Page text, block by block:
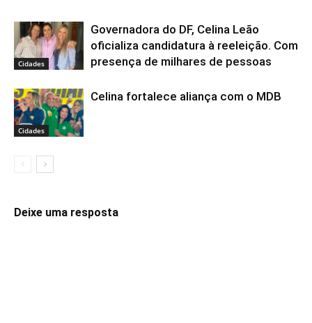
Cidades
Governadora do DF, Celina Leão
oficializa candidatura à reeleição. Com
presença de milhares de pessoas
Cidades
Celina fortalece aliança com o MDB
Deixe uma resposta